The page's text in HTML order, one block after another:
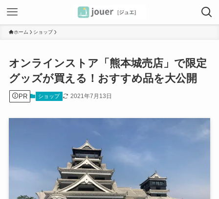
ホーム ショップ
オンラインストア「熊本城売店」で限定
グッズが買える！おすすめ品を大公開
PR ショップ 2021年7月13日